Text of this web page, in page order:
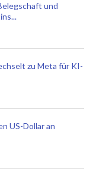
und
zu Meta für KI-
US-Dollar an